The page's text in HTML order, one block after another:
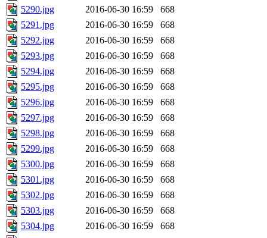
5290.jpg
2016-06-30 16:59
668
5291.jpg
2016-06-30 16:59
668
5292.jpg
2016-06-30 16:59
668
5293.jpg
2016-06-30 16:59
668
5294.jpg
2016-06-30 16:59
668
5295.jpg
2016-06-30 16:59
668
5296.jpg
2016-06-30 16:59
668
5297.jpg
2016-06-30 16:59
668
5298.jpg
2016-06-30 16:59
668
5299.jpg
2016-06-30 16:59
668
5300.jpg
2016-06-30 16:59
668
5301.jpg
2016-06-30 16:59
668
5302.jpg
2016-06-30 16:59
668
5303.jpg
2016-06-30 16:59
668
5304.jpg
2016-06-30 16:59
668